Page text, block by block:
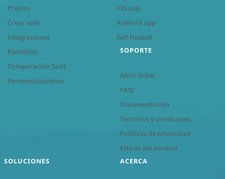
Precios
Crear web
Integraciones
Plantillas
Comparación SaaS
Personalizaciones
iOS app
Android app
Self Hosted
SOPORTE
Abrir ticket
FAQ
Documentación
Términos y condicones
Políticas de privacidad
Estado del servicio
SOLUCIONES
ACERCA